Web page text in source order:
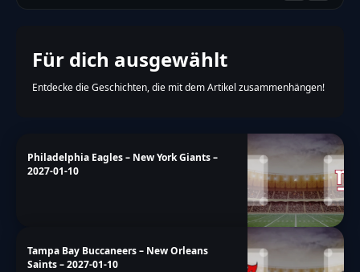
Für dich ausgewählt
Entdecke die Geschichten, die mit dem Artikel zusammenhängen!
Philadelphia Eagles – New York Giants –
2027-01-10
Tampa Bay Buccaneers – New Orleans
Saints – 2027-01-10